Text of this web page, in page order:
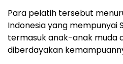
Para pelatih tersebut
Indonesia yang mempunyai
termasuk anak-anak muda
diberdayakan